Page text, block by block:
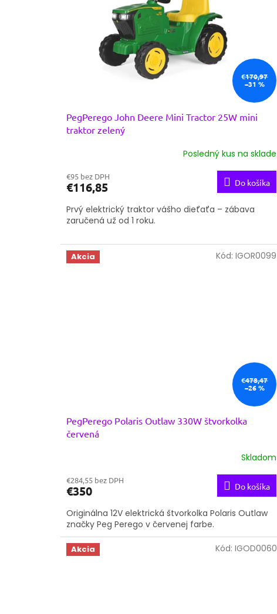
€170,97
–31 %
PegPerego John Deere Mini Tractor 25W mini
traktor zelený
Posledný kus na sklade
€95 bez DPH
€116,85 Do košíka
Prvý elektrický traktor vášho dieťaťa – zábava
zaručená už od 1 roku.
Akcia
€478,47
–26 %
PegPerego Polaris Outlaw 330W štvorkolka
červená
Skladom
€284,55 bez DPH
€350 Do košíka
Originálna 12V elektrická štvorkolka Polaris Outlaw
značky Peg Perego v červenej farbe.
Kód:IGOR0099
Akcia Kód:IGOD0060